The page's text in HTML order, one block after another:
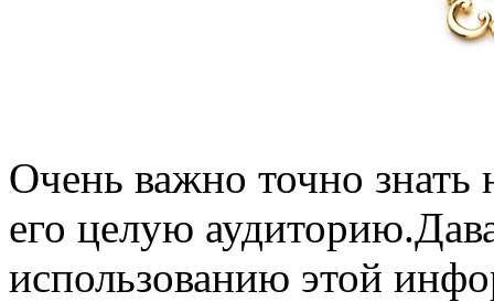
Очень важно точно знать
его целую
использованию этой